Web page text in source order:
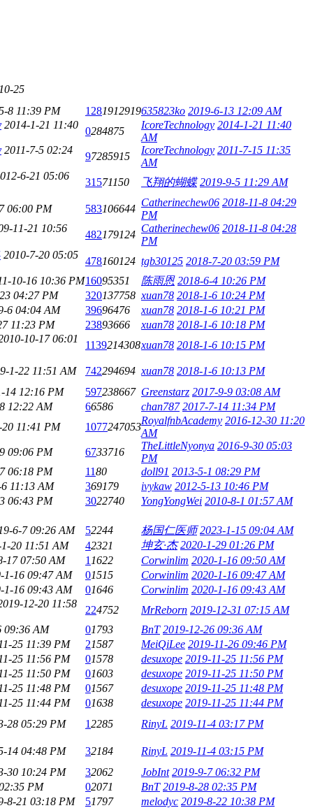
25
8 11:39 PM
1281912919635823ko 2019-6-13 12:09 AM
2014-1-21 11:40
0284875
IcoreTechnology 2014-1-21 11:40
AM
2011-7-5 02:24
97285915
IcoreTechnology 2011-7-15 11:35
AM
6-21 05:06
31571150 飞翔的蝴蝶 2019-9-5 11:29 AM
06:00 PM 583106644
Catherinechew06 2018-11-8 04:29
PM
11-21 10:56
482179124
Catherinechew06 2018-11-8 04:28
PM
2010-7-20 05:05
478160124 tgb30125 2018-7-20 03:59 PM
10-16 10:36 PM16095351 陈雨恩 2018-6-4 10:26 PM
04:27 PM
320137758 xuan78 2018-1-6 10:24 PM
6 04:04 AM
39696476 xuan78 2018-1-6 10:21 PM
11:23 PM
23893666 xuan78 2018-1-6 10:18 PM
10-17 06:01
1139214308xuan78 2018-1-6 10:15 PM
1-22 11:51 AM 742294694 xuan78 2018-1-6 10:13 PM
14 12:16 PM
597238667 Greenstarz 2017-9-9 03:08 AM
12:22 AM
66586 chan787 2017-7-14 11:34 PM
11:41 PM
1077247053
RoyalfnbAcademy 2016-12-30 11:20
AM
09:06 PM
6733716
TheLittleNyonya 2016-9-30 05:03
PM
06:18 PM
1180 doll91 2013-5-1 08:29 PM
11:13 AM
369179 ivykaw 2012-5-13 10:46 PM
06:43 PM
3022740 YongYongWei 2010-8-1 01:57 AM
6-7 09:26 AM 52244 杨国仁医师 2023-1-15 09:04 AM
20 11:51 AM
42321 坤玄·杰 2020-1-29 01:26 PM
17 07:50 AM
1 1622 Corwinlim 2020-1-16 09:50 AM
1-16 09:47 AM
01515 Corwinlim 2020-1-16 09:47 AM
1-16 09:43 AM
01646 Corwinlim 2020-1-16 09:43 AM
12-20 11:58
224752 MrReborn 2019-12-31 07:15 AM
09:36 AM
01793 BnT 2019-12-26 09:36 AM
25 11:39 PM
21587 MeiQiLee 2019-11-26 09:46 PM
25 11:56 PM
01578 desuxope 2019-11-25 11:56 PM
25 11:50 PM
01603 desuxope 2019-11-25 11:50 PM
25 11:48 PM
01567 desuxope 2019-11-25 11:48 PM
25 11:44 PM
01638 desuxope 2019-11-25 11:44 PM
28 05:29 PM
12285 RinyL 2019-11-4 03:17 PM
14 04:48 PM 32184 RinyL 2019-11-4 03:15 PM
30 10:24 PM
32062 JobInt 2019-9-7 06:32 PM
PM
02071 BnT 2019-8-28 02:35 PM
8-21 03:18 PM
51797 melodyc 2019-8-22 10:38 PM